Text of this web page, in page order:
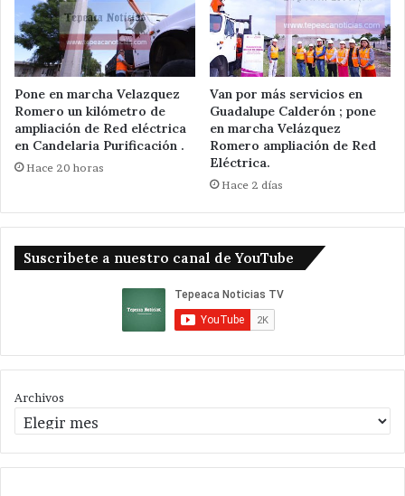
Pone en marcha Velazquez
Romero un kilómetro de
ampliación de Red eléctrica
en Candelaria Purificación .
Hace 20 horas
Van por más servicios en
Guadalupe Calderón ; pone
en marcha Velázquez
Romero ampliación de Red
Eléctrica.
Hace 2 días
Suscribete a nuestro canal de YouTube
Archivos